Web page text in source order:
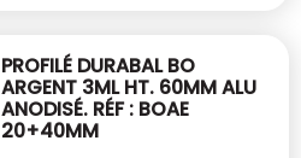
PROFILÉ DURABAL BO
ARGENT 3ML HT. 60MMALU
ANODISÉ. RÉF : BOAE
20+40MM